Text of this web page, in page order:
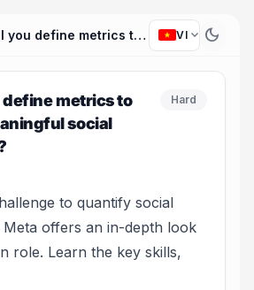
How will you define metrics to measure meaningful social interactions? VI expand_more dark_mode
define metrics to
social
Hard
to quantify social
offers an in-depth look
role. Learn the key skills,